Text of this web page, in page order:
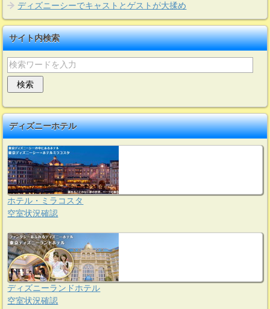
ディズニーシーでキャストとゲストが大揉め
サイト内検索
ディズニーホテル
ホテル・ミラコスタ
空室状況確認
ディズニーランドホテル
空室状況確認